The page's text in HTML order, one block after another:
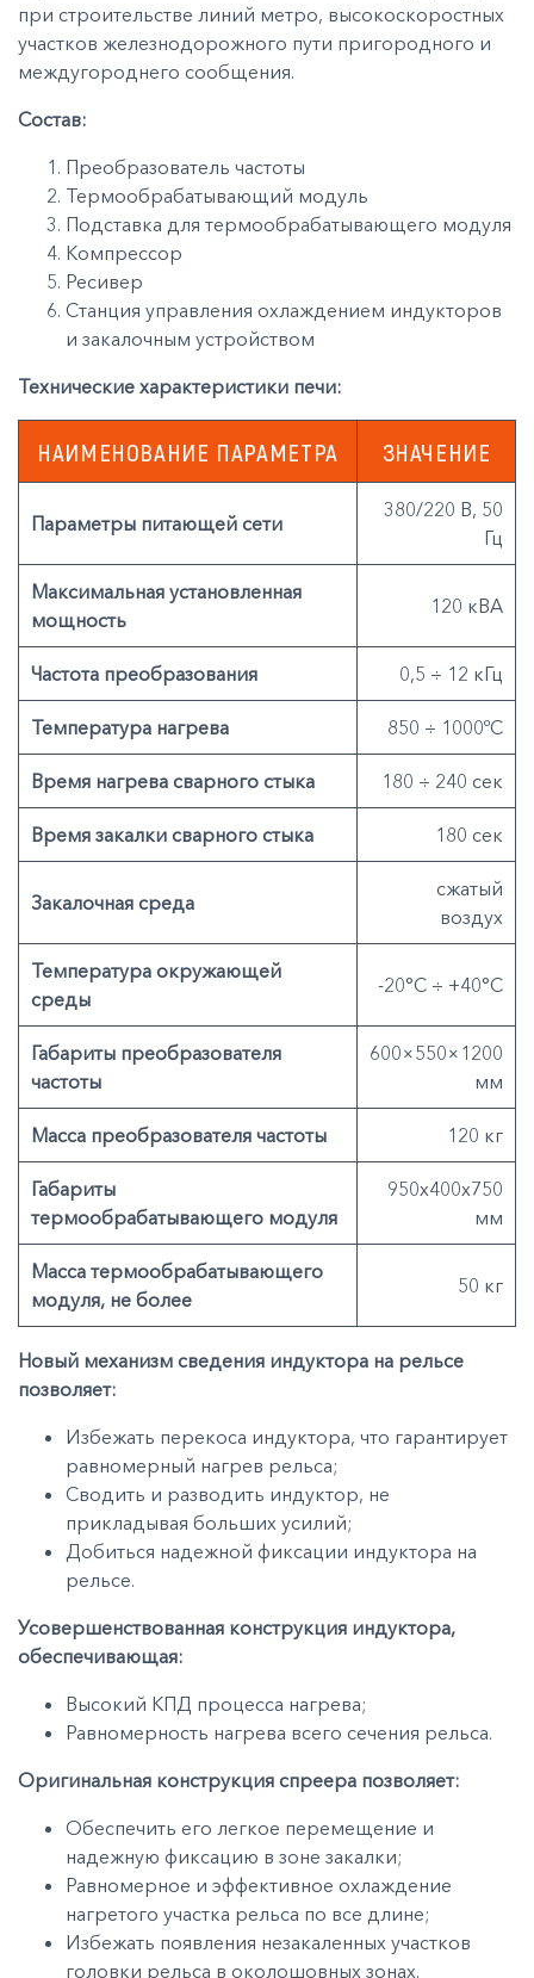
при строительстве линий метро, высокоскоростных
участков железнодорожного пути пригородного и
междугороднего сообщения.
Состав:
Преобразователь частоты
Термообрабатывающий модуль
Подставка для термообрабатывающего модуля
Компрессор
Ресивер
Станция управления охлаждением индукторов
и закалочным устройством
Технические характеристики печи:
НАИМЕНОВАНИЕ ПАРАМЕТРА ЗНАЧЕНИЕ
Параметры питающей сети
380/220 В, 50
Гц
Максимальная установленная
мощность
120 кВА
Частота преобразования 0,5 ÷ 12 кГц
Температура нагрева 850 ÷ 1000ºС
Время нагрева сварного стыка 180 ÷ 240 сек
Время закалки сварного стыка 180 сек
Закалочная среда
cжатый
воздух
Температура окружающей
среды
-20°С ÷ +40°С
Габариты преобразователя
частоты
600×550×1200
мм
Масса преобразователя частоты 120 кг
Габариты
термообрабатывающего модуля
950х400х750
мм
Масса термообрабатывающего
модуля, не более
50 кг
Новый механизм сведения индуктора на рельсе
позволяет:
Избежать перекоса индуктора, что гарантирует
равномерный нагрев рельса;
Сводить и разводить индуктор, не
прикладывая больших усилий;
Добиться надежной фиксации индуктора на
рельсе.
Усовершенствованная конструкция индуктора,
обеспечивающая:
Высокий КПД процесса нагрева;
Равномерность нагрева всего сечения рельса.
Оригинальная конструкция спреера позволяет:
Обеспечить его легкое перемещение и
надежную фиксацию в зоне закалки;
Равномерное и эффективное охлаждение
нагретого участка рельса по все длине;
Избежать появления незакаленных участков
головки рельса в околошовных зонах.